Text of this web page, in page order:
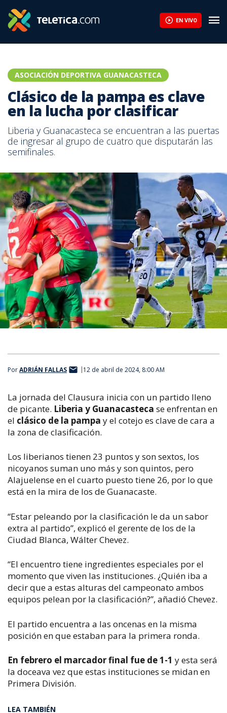
EN VIVO
ASOCIACIÓN DEPORTIVA GUANACASTECA
Clásico de la pampa es clave
en la lucha por clasificar
Liberia y Guanacasteca se encuentran a las puertas
de ingresar al grupo de cuatro que disputarán las
semifinales.
PorADRIÁN FALLAS 12 de abril de 2024, 8:00 AM
La jornada del Clausura inicia con un partido lleno
de picante. Liberia y Guanacasteca se enfrentan en
el clásico de la pampa y el cotejo es clave de cara a
la zona de clasificación.
Los liberianos tienen 23 puntos y son sextos, los
nicoyanos suman uno más y son quintos, pero
Alajuelense en el cuarto puesto tiene 26, por lo que
está en la mira de los de Guanacaste.
“Estar peleando por la clasificación le da un sabor
extra al partido”, explicó el gerente de los de la
Ciudad Blanca, Wálter Chevez.
“El encuentro tiene ingredientes especiales por el
momento que viven las instituciones. ¿Quién iba a
decir que a estas alturas del campeonato ambos
equipos pelean por la clasificación?”, añadió Chevez.
El partido encuentra a las oncenas en la misma
posición en que estaban para la primera ronda.
En febrero el marcador final fue de 1-1 y esta será
la doceava vez que estas instituciones se midan en
Primera División.
LEA TAMBIÉN